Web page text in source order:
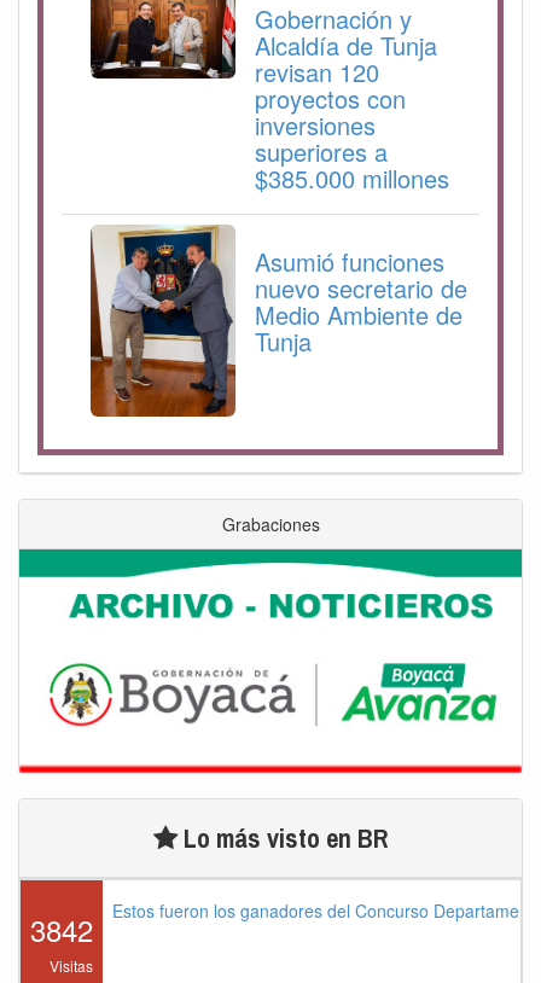
Gobernación y
Alcaldía de Tunja
revisan 120
proyectos con
inversiones
superiores a
$385.000 millones
Asumió funciones
nuevo secretario de
Medio Ambiente de
Tunja
Grabaciones
Lo más visto en BR
3842
Visitas
Estos fueron los ganadores del Concurso